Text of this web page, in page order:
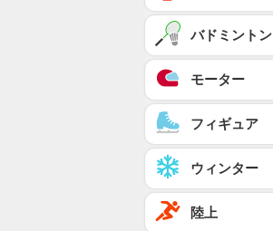
バドミントン
モーター
フィギュア
ウィンター
陸上